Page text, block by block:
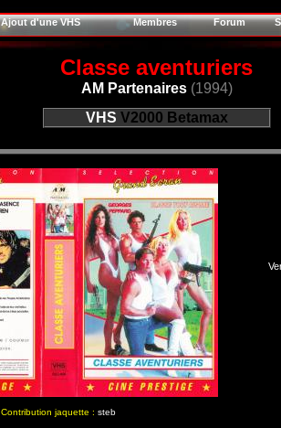
Ajout d'une VHS Membres Forum
Classe aventuriers
AM Partenaires(1994)
VHS V2000 Betamax
Contribution jaquette : steb